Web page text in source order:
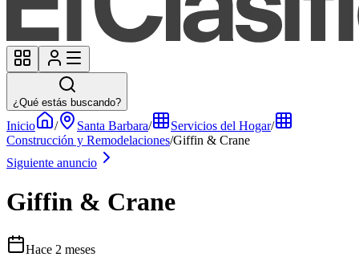
¿Qué estás buscando?
Inicio / Santa Barbara/ Servicios del Hogar/
Construcción y Remodelaciones/Giffin & Crane
Siguiente anuncio
Giffin & Crane
Hace 2 meses